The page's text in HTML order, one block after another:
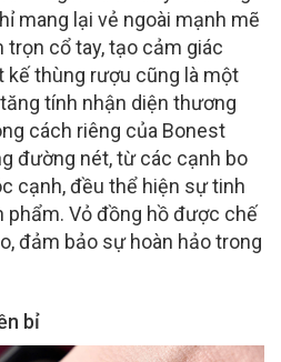
mang lại vẻ ngoài mạnh mẽ
trọn cổ tay, tạo cảm giác
kế thùng rượu cũng là một
tính nhận diện thương
cách riêng của Bonest
đường nét, từ các cạnh bo
cạnh, đều thể hiện sự tinh
phẩm. Vỏ đồng hồ được chế
đảm bảo sự hoàn hảo trong
bỉ